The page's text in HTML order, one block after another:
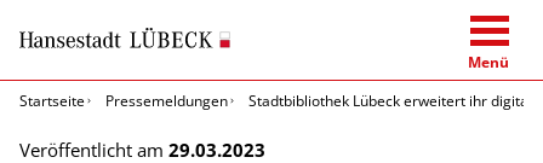
Menü
Startseite
Pressemeldungen Stadtbibliothek Lübeck erweitert ihr
Veröffentlicht am 29.03.2023